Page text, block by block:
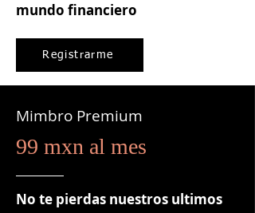
mundo financiero
Registrarme
Mimbro Premium
99 mxn al mes
No te pierdas nuestros ultimos